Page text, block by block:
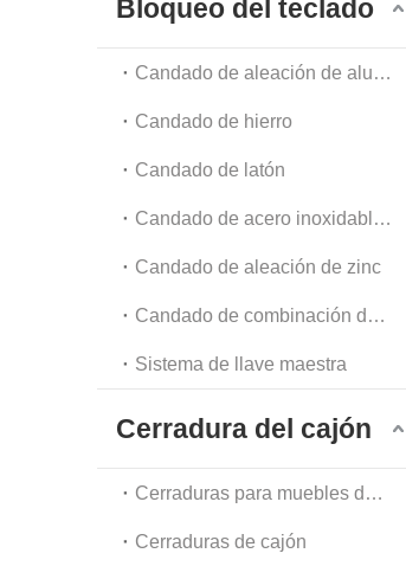
Bloqueo del teclado
Candado de aleación de aluminio
Candado de hierro
Candado de latón
Candado de acero inoxidable y acero
Candado de aleación de zinc
Candado de combinación de equipaje y candado de cadena
Sistema de llave maestra
Cerradura del cajón
Cerraduras para muebles de oficina
Cerraduras de cajón